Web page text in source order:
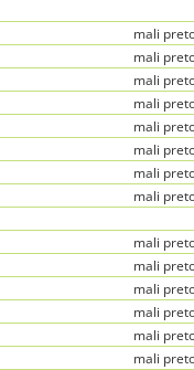
mali
mali
mali
mali
mali
mali
mali
mali
mali
mali
mali
mali
mali
mali